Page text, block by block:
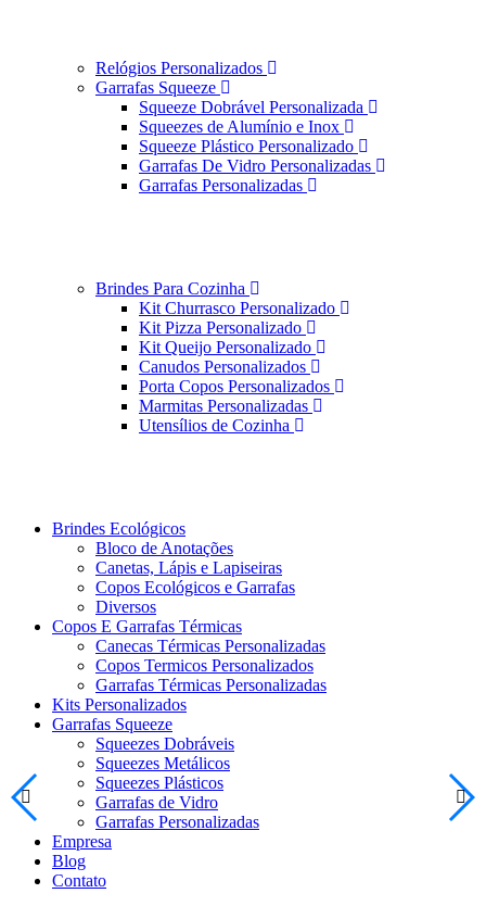
Relógios Personalizados
Garrafas Squeeze
Squeeze Dobrável Personalizada
Squeezes de Alumínio e Inox
Squeeze Plástico Personalizado
Garrafas De Vidro Personalizadas
Garrafas Personalizadas
Brindes Para Cozinha
Kit Churrasco Personalizado
Kit Pizza Personalizado
Kit Queijo Personalizado
Canudos Personalizados
Porta Copos Personalizados
Marmitas Personalizadas
Utensílios de Cozinha
Brindes Ecológicos
Bloco de Anotações
Canetas, Lápis e Lapiseiras
Copos Ecológicos e Garrafas
Diversos
Copos E Garrafas Térmicas
Canecas Térmicas Personalizadas
Copos Termicos Personalizados
Garrafas Térmicas Personalizadas
Kits Personalizados
Garrafas Squeeze
Squeezes Dobráveis
Squeezes Metálicos
Squeezes Plásticos
Garrafas de Vidro
Garrafas Personalizadas
Empresa
Blog
Contato